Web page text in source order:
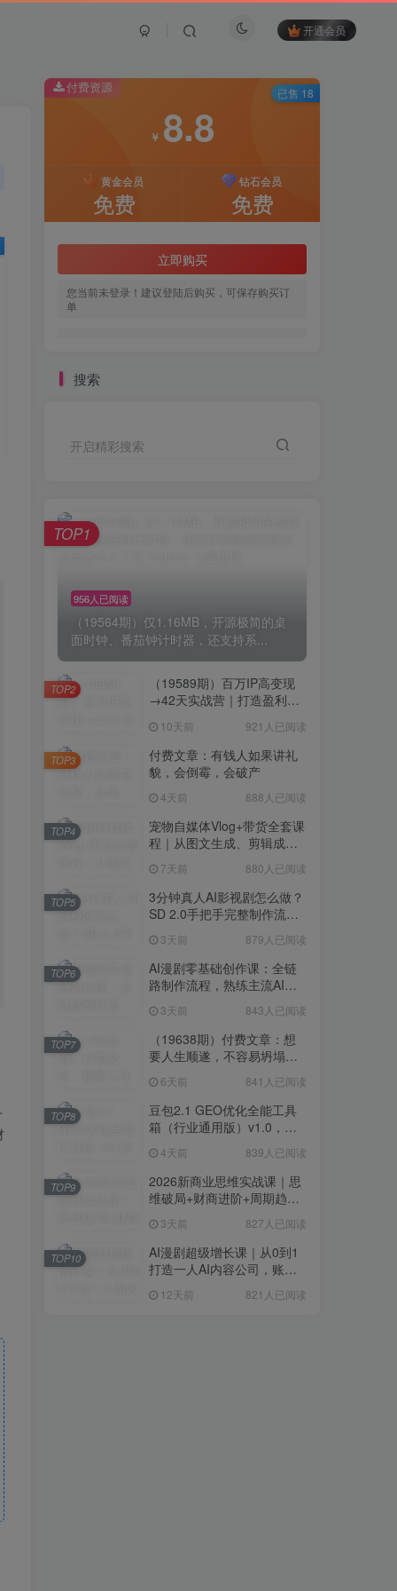
开通会员
付费资源
￥ 8.8
黄金会员
免费
钻石会员
免费
立即购买
您当前未登录！建议登陆后购买，可保存购买订
单
已售 18
搜索
开启精彩搜索
956人已阅读
（19564期）仅1.16MB，开源极简的桌
面时钟、番茄钟计时器，还支持系...
TOP1
（19589期）百万IP高变现
→42天实战营｜打造盈利赚
域转化批量成交积累客户案
例
10天前 921人已阅读
TOP2
付费文章：有钱人如果讲礼
貌，会倒霉，会破产
4天前 888人已阅读
TOP3
宠物自媒体Vlog+带货全套课
程｜从图文生成、剪辑成片
7天前 880人已阅读
TOP4
3分钟真人AI影视剧怎么做？
SD 2.0手把手完整制作流程
无限生成
3天前 879人已阅读
TOP5
AI漫剧零基础创作课：全链
路制作流程，熟练主流AI工
3天前 843人已阅读
TOP6
（19638期）付费文章：想
要人生顺遂，不容易坍塌，
6天前 841人已阅读
TOP7
豆包2.1 GEO优化全能工具
箱（行业通用版）v1.0，会
景4天前 839人已阅读
TOP8
2026新商业思维实战课｜思
维破局+财商进阶+周期趋势
度解析全体系
3天前 827人已阅读
TOP9
AI漫剧超级增长课｜从0到1
打造一人AI内容公司，账号
流程实战
12天前 821人已阅读
TOP10